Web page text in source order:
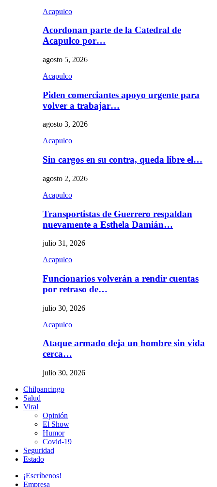
Acapulco
Acordonan parte de la Catedral de
Acapulco por…
agosto 5, 2026
Acapulco
Piden comerciantes apoyo urgente para
volver a trabajar…
agosto 3, 2026
Acapulco
Sin cargos en su contra, queda libre el…
agosto 2, 2026
Acapulco
Transportistas de Guerrero respaldan
nuevamente a Esthela Damián…
julio 31, 2026
Acapulco
Funcionarios volverán a rendir cuentas
por retraso de…
julio 30, 2026
Acapulco
Ataque armado deja un hombre sin vida
cerca…
julio 30, 2026
Chilpancingo
Salud
Viral
Opinión
El Show
Humor
Covid-19
Seguridad
Estado
¡Escríbenos!
Empresa